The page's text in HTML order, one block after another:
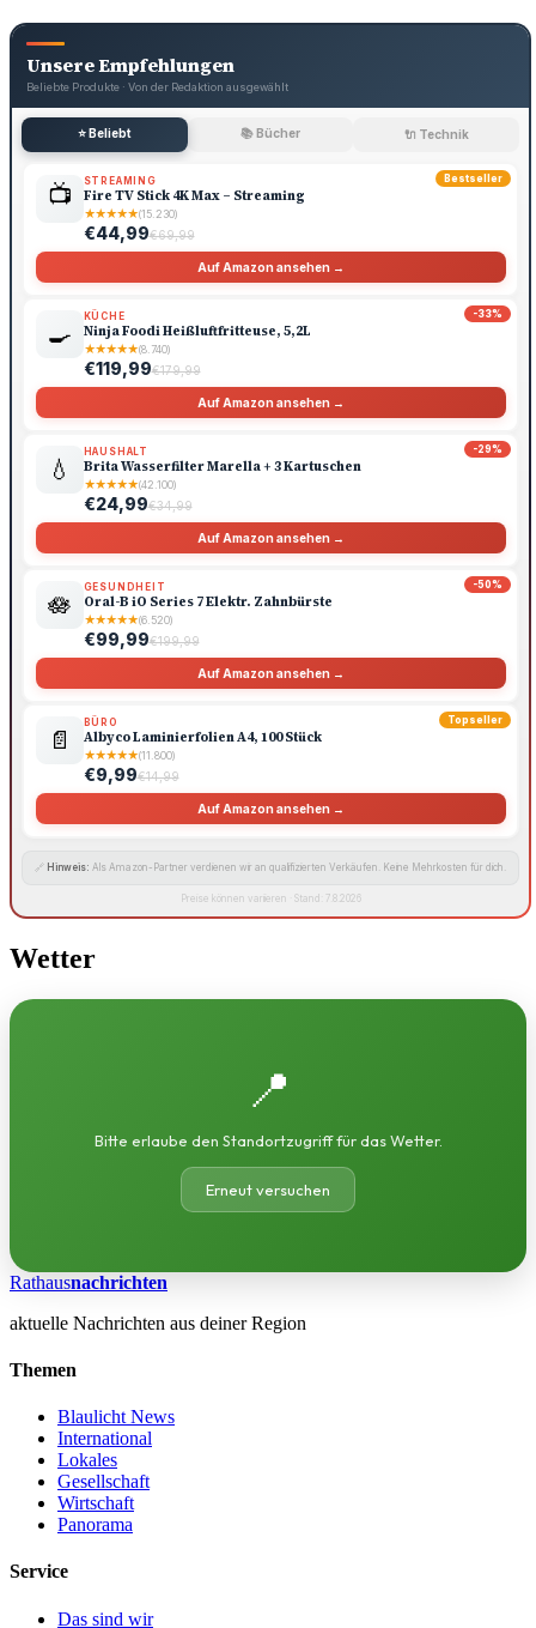
Unsere Empfehlungen
Beliebte Produkte · Von der Redaktion ausgewählt
⭐ Beliebt 📚 Bücher 🔌 Technik
Bestseller
📺 STREAMING
Fire TV Stick 4K Max – Streaming
★★★★★(15.230)
€44,99€69,99
Auf Amazon ansehen →
-33%
🍳
KÜCHE
Ninja Foodi Heißluftfritteuse, 5,2L
★★★★★(8.740)
€119,99€179,99
Auf Amazon ansehen →
-29%
💧
HAUSHALT
Brita Wasserfilter Marella + 3 Kartuschen
★★★★★(42.100)
€24,99€34,99
Auf Amazon ansehen →
-50%
🪷
GESUNDHEIT
Oral-B iO Series 7 Elektr. Zahnbürste
★★★★★(6.520)
€99,99€199,99
Auf Amazon ansehen →
Topseller
📄
BÜRO
Albyco Laminierfolien A4, 100 Stück
★★★★★(11.800)
€9,99€14,99
Auf Amazon ansehen →
🔗 Hinweis: Als Amazon-Partner verdienen wir an qualifizierten Verkäufen. Keine Mehrkosten für dich.
Preise können variieren · Stand: 7.8.2026
Wetter
📍
Bitte erlaube den Standortzugriff für das Wetter.
Erneut versuchen
Rathausnachrichten
aktuelle Nachrichten aus deiner Region
Themen
Blaulicht News
International
Lokales
Gesellschaft
Wirtschaft
Panorama
Service
Das sind wir